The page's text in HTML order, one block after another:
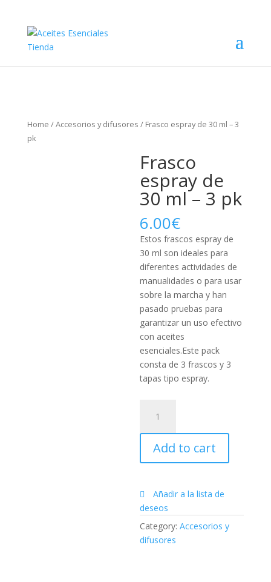
Home /Accesorios y difusores / Frasco espray de 30 ml – 3
pk
Frasco
espray de
30 ml – 3 pk
6.00€
Estos frascos espray de
30 ml son ideales para
diferentes actividades de
manualidades o para usar
sobre la marcha y han
pasado pruebas para
garantizar un uso efectivo
con aceites
esenciales.Este pack
consta de 3 frascos y 3
tapas tipo espray.
espray
de
ml
3
pk
quantity
Add to cart
Añadir a la lista de
deseos
Category:Accesorios y
difusores